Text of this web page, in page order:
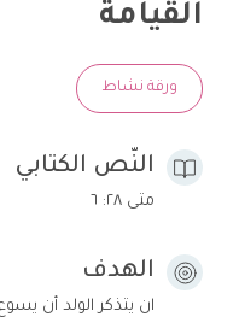
القيامة
ورقة نشاط
النّص الكتابي
متى ٢٨: ٦
الهدف
ان يتذكر الولد أن